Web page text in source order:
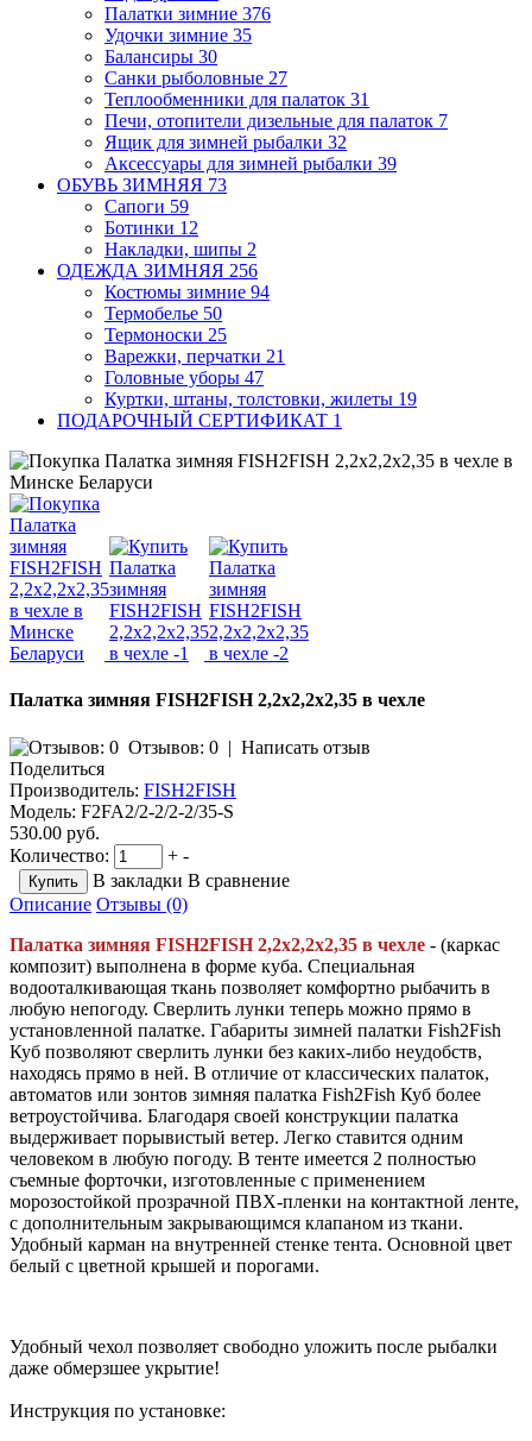
Палатки зимние 376
Удочки зимние 35
Балансиры 30
Санки рыболовные 27
Теплообменники для палаток 31
Печи, отопители дизельные для палаток 7
Ящик для зимней рыбалки 32
Аксессуары для зимней рыбалки 39
ОБУВЬ ЗИМНЯЯ 73
Сапоги 59
Ботинки 12
Накладки, шипы 2
ОДЕЖДА ЗИМНЯЯ 256
Костюмы зимние 94
Термобелье 50
Термоноски 25
Варежки, перчатки 21
Головные уборы 47
Куртки, штаны, толстовки, жилеты 19
ПОДАРОЧНЫЙ СЕРТИФИКАТ 1
Палатка зимняя FISH2FISH 2,2х2,2х2,35 в чехле
Отзывов: 0 | Написать отзыв
Поделиться
Производитель: FISH2FISH
Модель: F2FA2/2-2/2-2/35-S
530.00 руб.
Количество:
+ -
В закладки В сравнение
Описание Отзывы (0)
Палатка зимняя FISH2FISH 2,2х2,2х2,35 в чехле - (каркас
композит) выполнена в форме куба. Специальная
водооталкивающая ткань позволяет комфортно рыбачить в
любую непогоду. Сверлить лунки теперь можно прямо в
установленной палатке. Габариты зимней палатки Fish2Fish
Куб позволяют сверлить лунки без каких-либо неудобств,
находясь прямо в ней. В отличие от классических палаток,
автоматов или зонтов зимняя палатка Fish2Fish Куб более
ветроустойчива. Благодаря своей конструкции палатка
выдерживает порывистый ветер. Легко ставится одним
человеком в любую погоду. В тенте имеется 2 полностью
съемные форточки, изготовленные с применением
морозостойкой прозрачной ПВХ-пленки на контактной ленте,
с дополнительным закрывающимся клапаном из ткани.
Удобный карман на внутренней стенке тента. Основной цвет
белый с цветной крышей и порогами.
Удобный чехол позволяет свободно уложить после рыбалки
даже обмерзшее укрытие!
Инструкция по установке: